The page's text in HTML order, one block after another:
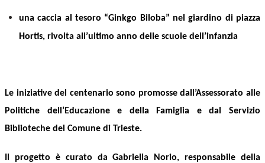
una caccia al tesoro “Ginkgo Biloba” nel giardino di piazza
Hortis, rivolta all’ultimo anno delle scuole dell’infanzia
Le iniziative del centenario sono promosse dall’Assessorato alle
Politiche dell’Educazione e della Famiglia
e dal
Servizio
Biblioteche del Comune di Trieste.
Il progetto è curato da Gabriella Norio, responsabile della